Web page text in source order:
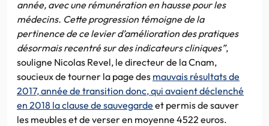
année, avec une rémunération en hausse pour les
médecins. Cette progression témoigne de la
pertinence de ce levier d’amélioration des pratiques
désormais recentré sur des indicateurs cliniques”,
souligne Nicolas Revel, le directeur de la Cnam,
soucieux de tourner la page des mauvais résultats de
2017, année de transition donc, qui avaient déclenché
en 2018 la clause de sauvegarde et permis de sauver
les meubles et de verser en moyenne 4522 euros.